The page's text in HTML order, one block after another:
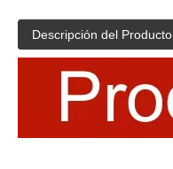
Descripción del Producto